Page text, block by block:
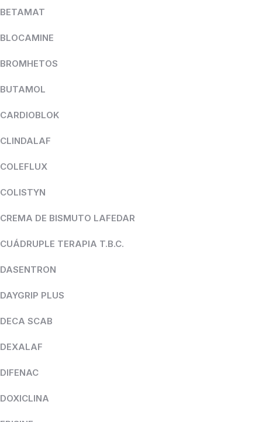
BETAMAT
BLOCAMINE
BROMHETOS
BUTAMOL
CARDIOBLOK
CLINDALAF
COLEFLUX
COLISTYN
CREMA DE BISMUTO LAFEDAR
CUÁDRUPLE TERAPIA T.B.C.
DASENTRON
DAYGRIP PLUS
DECA SCAB
DEXALAF
DIFENAC
DOXICLINA